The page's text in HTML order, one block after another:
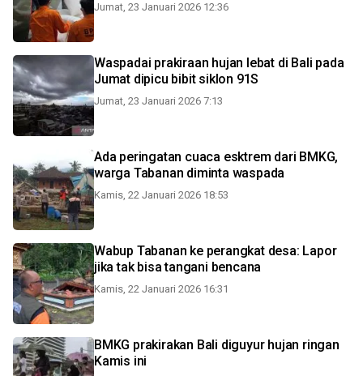
Jumat, 23 Januari 2026 12:36
Waspadai prakiraan hujan lebat di Bali pada
Jumat dipicu bibit siklon 91S
Jumat, 23 Januari 2026 7:13
Ada peringatan cuaca esktrem dari BMKG,
warga Tabanan diminta waspada
Kamis, 22 Januari 2026 18:53
Wabup Tabanan ke perangkat desa: Lapor
jika tak bisa tangani bencana
Kamis, 22 Januari 2026 16:31
BMKG prakirakan Bali diguyur hujan ringan
Kamis ini